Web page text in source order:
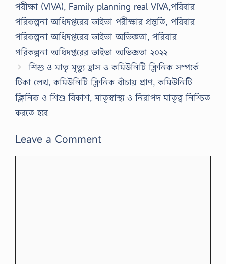
পরীক্ষা (VIVA), Family planning real VIVA,পরিবার
পরিকল্পনা অধিদপ্তরের ভাইভা পরীক্ষার প্রস্তুতি, পরিবার
পরিকল্পনা অধিদপ্তরের ভাইভা অভিজ্ঞতা, পরিবার
পরিকল্পনা অধিদপ্তরের ভাইভা অভিজ্ঞতা ২০২২
শিশু ও মাতৃ মৃত্যু হ্রাস ও কমিউনিটি ক্লিনিক সম্পর্কে
টিকা লেখ, কমিউনিটি ক্লিনিক বাঁচায় প্রাণ, কমিউনিটি
ক্লিনিক ও শিশু বিকাশ, মাতৃস্বাস্থ্য ও নিরাপদ মাতৃত্ব নিশ্চিত
করতে হবে
Leave a Comment